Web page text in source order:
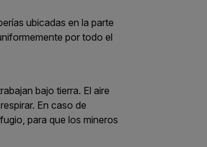
ubicadas en la parte
por todo el
bajo tierra. El aire
En caso de
para que los mineros